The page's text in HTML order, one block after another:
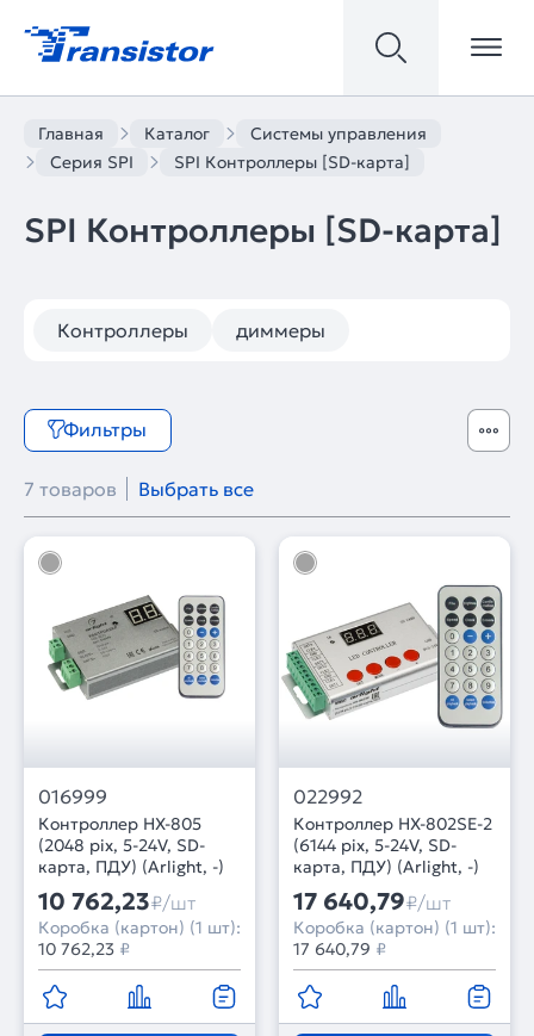
Главная Каталог
Системы управления
Серия SPI
SPI Контроллеры [SD-карта]
SPI Контроллеры [SD-карта]
Контроллеры диммеры
Фильтры
7 товаров Выбрать все
016999
Контроллер HX-805
(2048 pix, 5-24V, SD-
карта, ПДУ) (Arlight, -)
10 762,23₽/шт
Коробка (картон) (1 шт):
10 762,23 ₽
022992
Контроллер HX-802SE-2
(6144 pix, 5-24V, SD-
карта, ПДУ) (Arlight, -)
17 640,79₽/шт
Коробка (картон) (1 шт):
17 640,79 ₽